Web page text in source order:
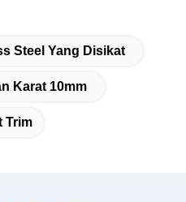
Steel Yang Disikat
Karat 10mm
Trim